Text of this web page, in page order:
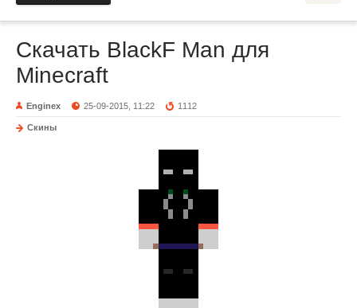
Скачать BlackF Man для
Minecraft
Enginex 25-09-2015, 11:22 1112
Скины